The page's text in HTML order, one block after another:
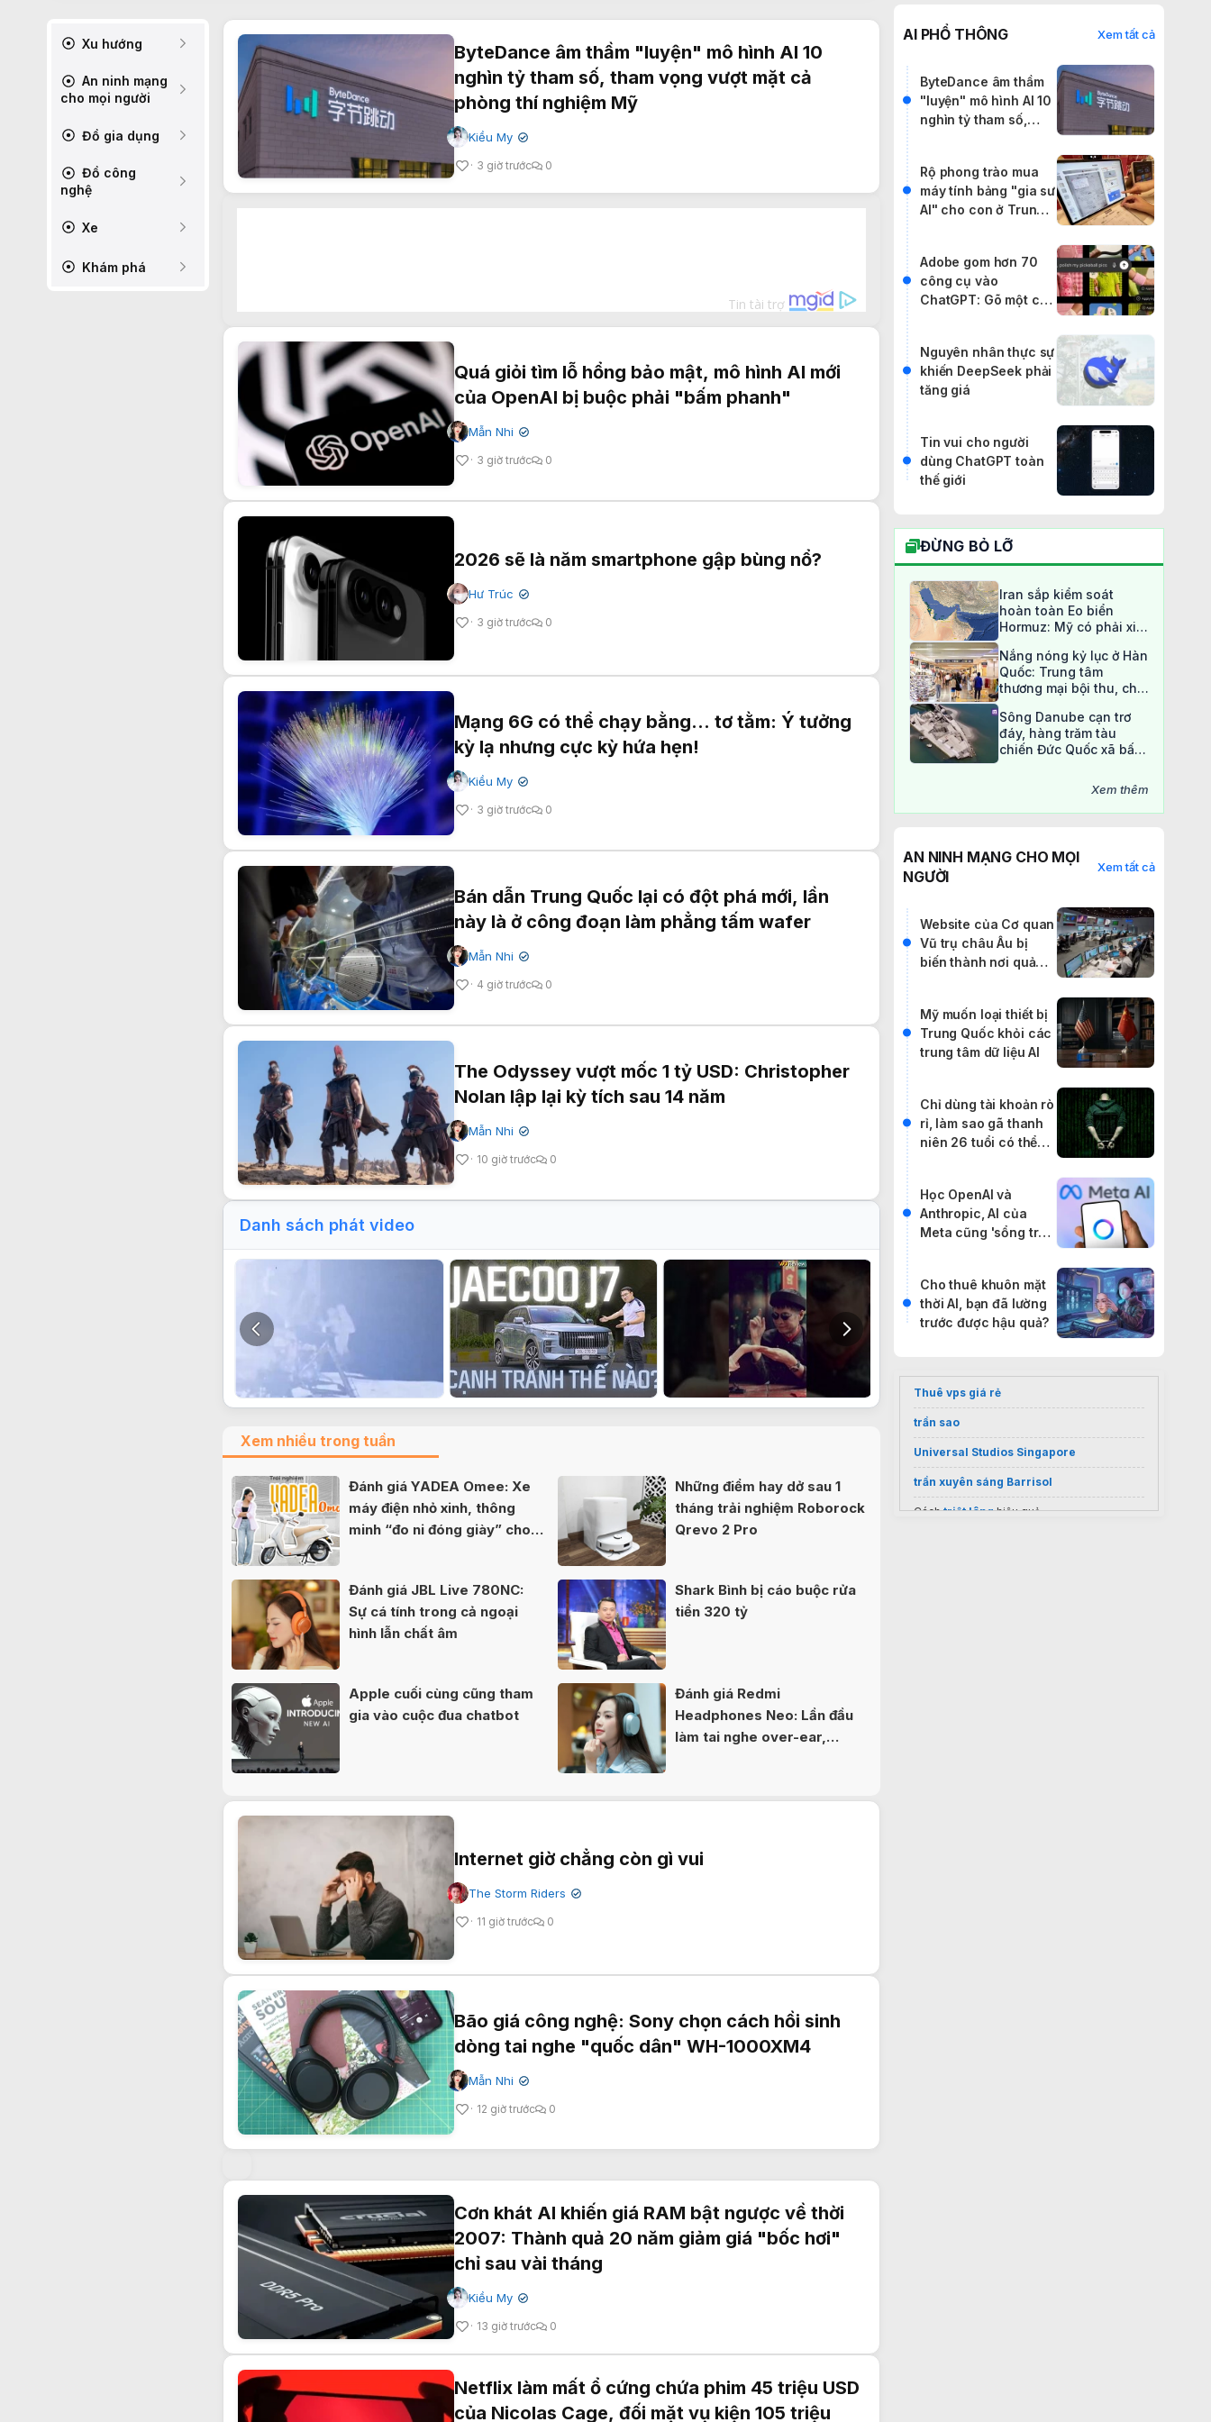
Xu hướng
An ninh mạng
cho mọi người
Đồ gia dụng
Đồ công
nghệ
Xe
Khám phá
ByteDance âm thầm "luyện" mô hình AI 10
nghìn tỷ tham số, tham vọng vượt mặt cả
phòng thí nghiệm Mỹ
Kiều My ✔
3 giờ trước 0
Quá giỏi tìm lỗ hổng bảo mật, mô hình AI mới
của OpenAI bị buộc phải "bấm phanh"
Mẫn Nhi ✔
3 giờ trước 0
2026 sẽ là năm smartphone gập bùng nổ?
Hư Trúc ✔
3 giờ trước 0
Mạng 6G có thể chạy bằng... tơ tằm: Ý tưởng
kỳ lạ nhưng cực kỳ hứa hẹn!
Kiều My ✔
3 giờ trước 0
Bán dẫn Trung Quốc lại có đột phá mới, lần
này là ở công đoạn làm phẳng tấm wafer
Mẫn Nhi ✔
4 giờ trước 0
The Odyssey vượt mốc 1 tỷ USD: Christopher
Nolan lập lại kỳ tích sau 14 năm
Mẫn Nhi ✔
10 giờ trước 0
Danh sách phát video
Xem nhiều trong tuần
Đánh giá YADEA Omee: Xe
máy điện nhỏ xinh, thông
minh “đo ni đóng giày” cho
Những điểm hay dở sau 1
tháng trải nghiệm Roborock
Qrevo 2 Pro
Đánh giá JBL Live 780NC:
Sự cá tính trong cả ngoại
hình lẫn chất âm
Shark Bình bị cáo buộc rửa
tiền 320 tỷ
Apple cuối cùng cũng tham
gia vào cuộc đua chatbot
Đánh giá Redmi
Headphones Neo: Lần đầu
làm tai nghe over-ear,
Internet giờ chẳng còn gì vui
The Storm Riders ✔
11 giờ trước 0
Bão giá công nghệ: Sony chọn cách hồi sinh
dòng tai nghe "quốc dân" WH-1000XM4
Mẫn Nhi ✔
12 giờ trước 0
Cơn khát AI khiến giá RAM bật ngược về thời
2007: Thành quả 20 năm giảm giá "bốc hơi"
chỉ sau vài tháng
Kiều My ✔
13 giờ trước 0
Netflix làm mất ổ cứng chứa phim 45 triệu USD
của Nicolas Cage, đối mặt vụ kiện 105 triệu
AI PHỔ THÔNG Xem tất cả
ByteDance âm thầm
"luyện" mô hình AI 10
nghìn tỷ tham số,
Mỹ
Rộ phong trào mua
máy tính bảng "gia sư
AI" cho con ở Trung
Adobe gom hơn 70
công cụ vào
ChatGPT: Gõ một câu
Premiere
Nguyên nhân thực sự
khiến DeepSeek phải
tăng giá
Tin vui cho người
dùng ChatGPT toàn
thế giới
ĐỪNG BỎ LỠ
Iran sắp kiểm soát
hoàn toàn Eo biển
Hormuz: Mỹ có phải xin
Nắng nóng kỷ lục ở Hàn
Quốc: Trung tâm
thương mại bội thu, chợ
Sông Danube cạn trơ
đáy, hàng trăm tàu
chiến Đức Quốc xã bất
Xem thêm
AN NINH MẠNG CHO MỌI
NGƯỜI
Xem tất cả
Website của Cơ quan
Vũ trụ châu Âu bị
biến thành nơi quảng
Mỹ muốn loại thiết bị
Trung Quốc khỏi các
trung tâm dữ liệu AI
Chỉ dùng tài khoản rò
rỉ, làm sao gã thanh
niên 26 tuổi có thể
Học OpenAI và
Anthropic, AI của
Meta cũng 'sổng trại'
Cho thuê khuôn mặt
thời AI, bạn đã lường
trước được hậu quả?
Thuê vps giá rẻ
trần sao
Universal Studios Singapore
trần xuyên sáng Barrisol
Cáchtriệt lônghiệu quả